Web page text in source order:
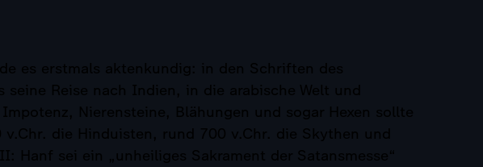
es erstmals aktenkundig: in den Schriften des
Reise nach Indien, in die arabische Welt und
Nierensteine, Blähungen und sogar Hexen sollte
die Hinduisten, rund 700 v.Chr. die Skythen und
Hanf sei ein „unheiliges Sakrament der Satansmesse“